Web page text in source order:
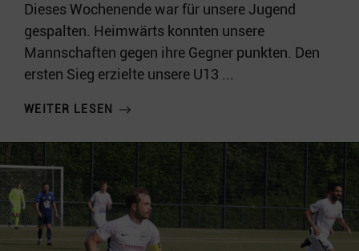
Dieses Wochenende war für unsere Jugend
gespalten. Heimwärts konnten unsere
Mannschaften gegen ihre Gegner punkten. Den
ersten Sieg erzielte unsere U13 ...
WEITER LESEN